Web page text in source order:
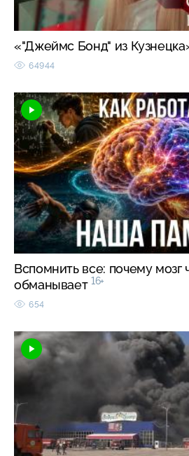
«"Джеймс Бонд" из
64944
Вспомнить все: почему мозг
обманывает 16+
654